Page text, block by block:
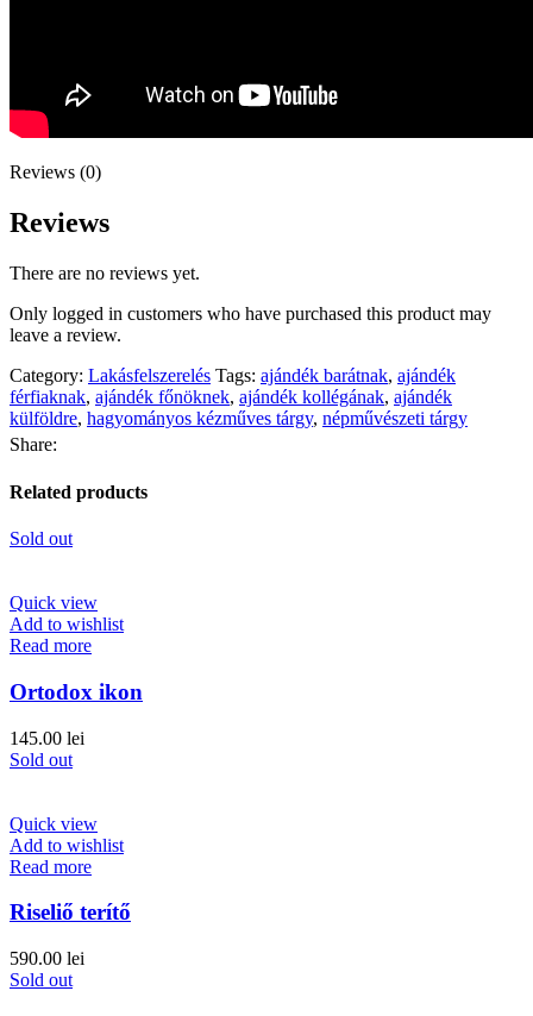
Reviews (0)
Reviews
There are no reviews yet.
Only logged in customers who have purchased this product may
leave a review.
Category: Lakásfelszerelés Tags: ajándék barátnak, ajándék
férfiaknak, ajándék főnöknek, ajándék kollégának, ajándék
külföldre, hagyományos kézműves tárgy, népművészeti tárgy
Share:
Related products
Sold out
Quick view
Add to wishlist
Read more
Ortodox ikon
145.00 lei
Sold out
Quick view
Add to wishlist
Read more
Riseliő terítő
590.00 lei
Sold out